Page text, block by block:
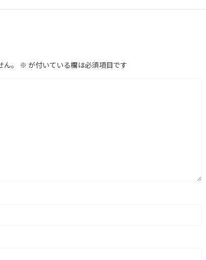
。 ※ が付いている欄は必須項目です